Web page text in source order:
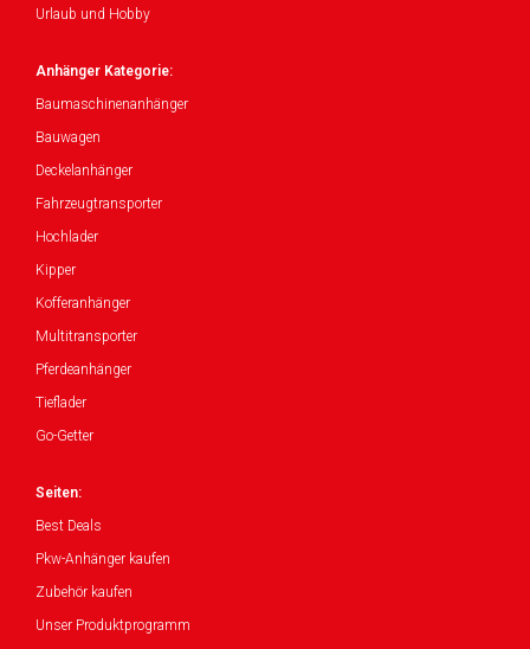
Urlaub und Hobby
Anhänger Kategorie:
Baumaschinenanhänger
Bauwagen
Deckelanhänger
Fahrzeugtransporter
Hochlader
Kipper
Kofferanhänger
Multitransporter
Pferdeanhänger
Tieflader
Go-Getter
Seiten:
Best Deals
Pkw-Anhänger kaufen
Zubehör kaufen
Unser Produktprogramm